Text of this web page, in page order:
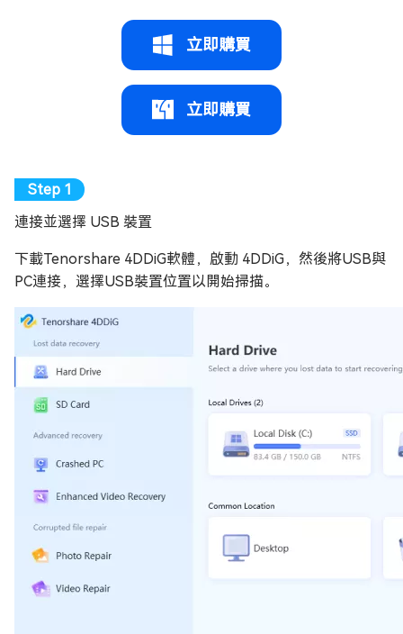
立即購買
立即購買
連接並選擇 USB 裝置
下載Tenorshare 4DDiG軟體，啟動 4DDiG，然後將USB與
PC連接，選擇USB裝置位置以開始掃描。